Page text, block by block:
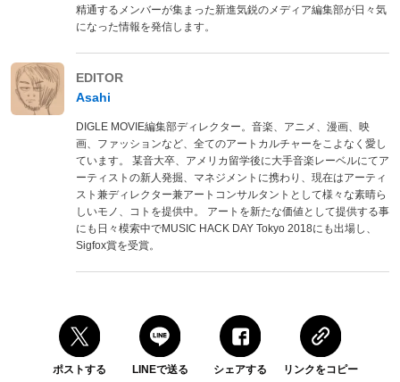
精通するメンバーが集まった新進気鋭のメディア編集部が日々気
になった情報を発信します。
EDITOR
Asahi
DIGLE MOVIE編集部ディレクター。音楽、アニメ、漫画、映
画、ファッションなど、全てのアートカルチャーをこよなく愛し
ています。 某音大卒、アメリカ留学後に大手音楽レーベルにてア
ーティストの新人発掘、マネジメントに携わり、現在はアーティ
スト兼ディレクター兼アートコンサルタントとして様々な素晴ら
しいモノ、コトを提供中。 アートを新たな価値として提供する事
にも日々模索中でMUSIC HACK DAY Tokyo 2018にも出場し、
Sigfox賞を受賞。
ポストする LINEで送る シェアする リンクをコピー